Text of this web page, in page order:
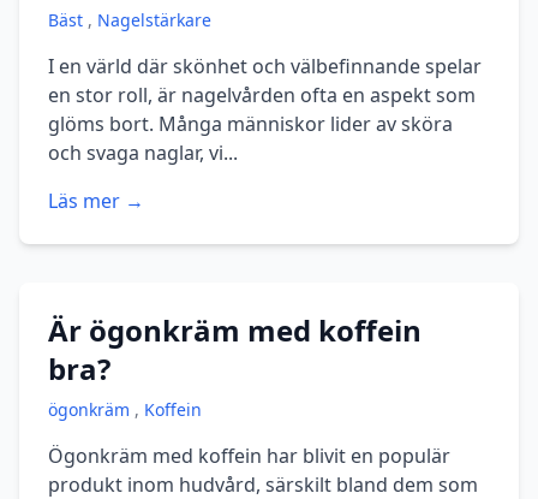
Bäst , Nagelstärkare
I en värld där skönhet och välbefinnande spelar
en stor roll, är nagelvården ofta en aspekt som
glöms bort. Många människor lider av sköra
och svaga naglar, vi...
Läs mer →
Är ögonkräm med koffein
bra?
ögonkräm , Koffein
Ögonkräm med koffein har blivit en populär
produkt inom hudvård, särskilt bland dem som